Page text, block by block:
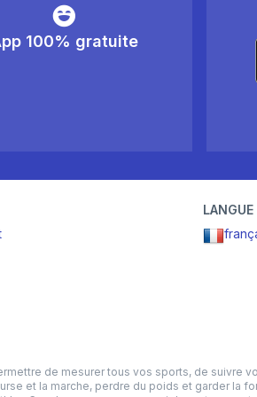
100% gratuite
LANGUE
de mesurer tous vos sports, de
et la marche, perdre du poids et garder la